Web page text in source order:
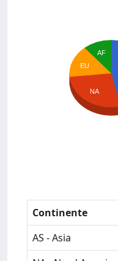
AF
EU
NA
Continente
AS - Asia